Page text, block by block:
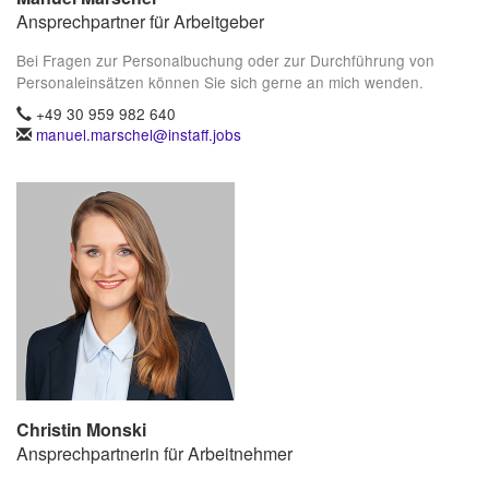
Ansprechpartner für Arbeitgeber
Bei Fragen zur Personalbuchung oder zur Durchführung von
Personaleinsätzen können Sie sich gerne an mich wenden.
+49 30 959 982 640
manuel.marschel@instaff.jobs
Christin Monski
Ansprechpartnerin für Arbeitnehmer